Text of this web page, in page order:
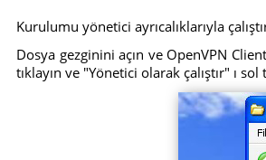
Kurulumu yönetici ayrıcalıklarıyla
Dosya gezginini açın ve OpenVPN
tıklayın ve "Yönetici olarak çalıştır" ı sol